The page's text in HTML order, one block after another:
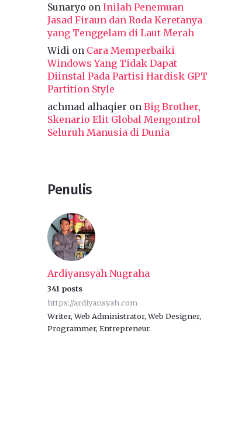
Sunaryo on Inilah Penemuan
Jasad Firaun dan Roda Keretanya
yang Tenggelam di Laut Merah
Widi on Cara Memperbaiki
Windows Yang Tidak Dapat
Diinstal Pada Partisi Hardisk GPT
Partition Style
achmad alhaqier on Big Brother,
Skenario Elit Global Mengontrol
Seluruh Manusia di Dunia
Penulis
Ardiyansyah Nugraha
341 posts
https://ardiyansyah.com
Writer, Web Administrator, Web Designer,
Programmer, Entrepreneur.